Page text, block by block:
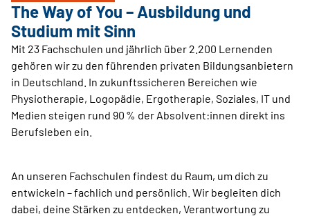
The Way of You – Ausbildung und
Studium mit Sinn
Mit 23 Fachschulen und jährlich über 2.200 Lernenden
gehören wir zu den führenden privaten Bildungsanbietern
in Deutschland. In zukunftssicheren Bereichen wie
Physiotherapie, Logopädie, Ergotherapie, Soziales, IT und
Medien steigen rund 90 % der Absolvent:innen direkt ins
Berufsleben ein.
An unseren Fachschulen findest du Raum, um dich zu
entwickeln – fachlich und persönlich. Wir begleiten dich
dabei, deine Stärken zu entdecken, Verantwortung zu